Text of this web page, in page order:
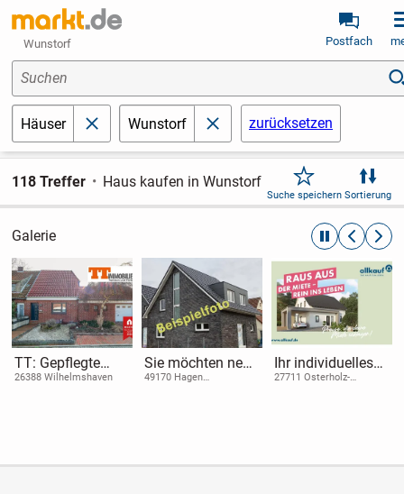
Wunstorf Postfach
Suchen
Häuser schließenWunstorf schließenzurücksetzen
118 Treffer Haus kaufen in Wunstorf
Suche speichern Sortierung
Galerie automatische
TT: Gepflegte
Doppelhaushälfte
Voslapp!
26388 Wilhelmshaven
Sie möchten neu
bauen und
49170 Hagen
Ihr individuelles
Einfamilienhaus -
27711 Osterholz-